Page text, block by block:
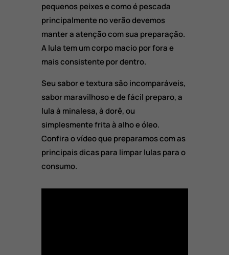
pequenos peixes e como é pescada
principalmente no verão devemos
manter a atenção com sua preparação.
A lula tem um corpo macio por fora e
mais consistente por dentro.
Seu sabor e textura são incomparáveis,
sabor maravilhoso e de fácil preparo, a
lula à minalesa, à dorê, ou
simplesmente frita à alho e óleo.
Confira o vídeo que preparamos com as
principais dicas para limpar lulas para o
consumo.